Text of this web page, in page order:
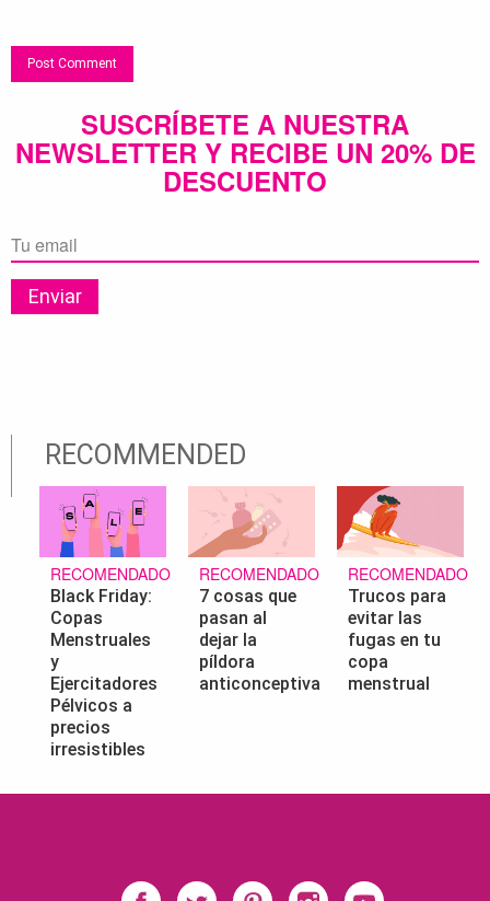
SUSCRÍBETE A NUESTRA
NEWSLETTER Y RECIBE UN 20% DE
DESCUENTO
RECOMMENDED
RECOMENDADO
Black Friday:
Copas
Menstruales
y
Ejercitadores
Pélvicos a
precios
irresistibles
RECOMENDADO
7 cosas que
pasan al
dejar la
píldora
anticonceptiva
RECOMENDADO
Trucos para
evitar las
fugas en tu
copa
menstrual